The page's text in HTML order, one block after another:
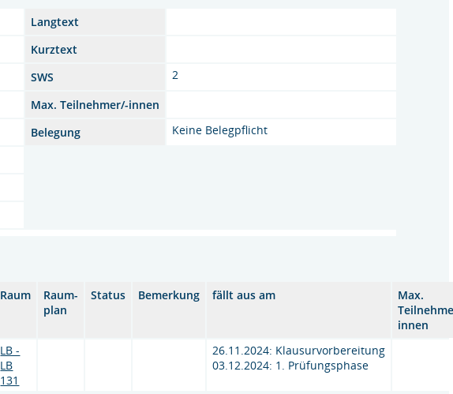
Langtext
Kurztext
SWS
2
Max. Teilnehmer/-innen
Belegung
Keine Belegpflicht
Raum
Raum-
plan
Status Bemerkung fällt aus am
Max.
innen
LB -
LB
131
26.11.2024: Klausurvorbereitung
03.12.2024: 1. Prüfungsphase